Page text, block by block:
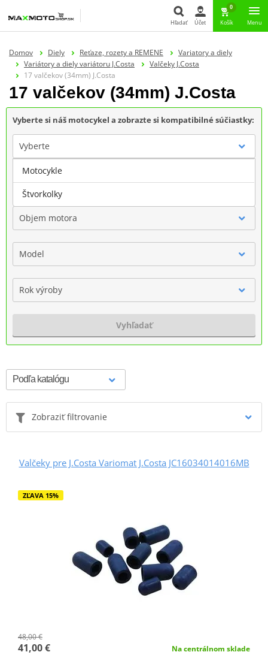
Hľadať
Hľadať Účet
0
Košík Menu
Domov Diely Reťaze, rozety a REMENE
Variatory a diely
Variátory a diely variátoru J.Costa
Valčeky J.Costa
17 valčekov (34mm) J.Costa
17 valčekov (34mm) J.Costa
Vyberte si náš motocykel a zobrazte si kompatibilné súčiastky:
Vyberte
Značka
Objem motora
Model
Rok výroby
Vyhľadať
Zobraziť filtrovanie
Valčeky pre J.Costa Variomat J.Costa JC16034014016MB
ZĽAVA 15%
48,00 €
41,00 € Na centrálnom sklade
Motocykle
Štvorkolky